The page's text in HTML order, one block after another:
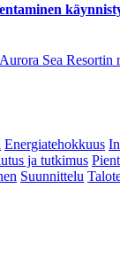
Sea Resortin
Energiatehokkuus
ja tutkimus
Suunnittelu